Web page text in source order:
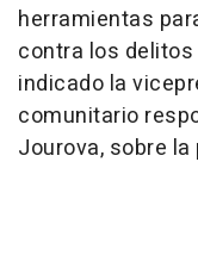
herramientas
contra los delitos
indicado la
comunitario
Jourova, sobre